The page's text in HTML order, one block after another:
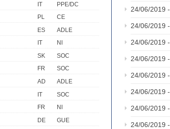
IT
PPE/DC
PL
CE
ES
ADLE
IT
NI
SK
SOC
FR
SOC
AD
ADLE
IT
SOC
FR
NI
DE
GUE
24/06/2019 -
24/06/2019 -
24/06/2019 -
24/06/2019 -
24/06/2019 -
24/06/2019 -
24/06/2019 -
24/06/2019 -